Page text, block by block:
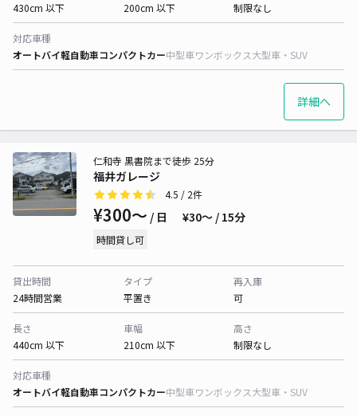
430cm 以下
200cm 以下
制限なし
対応車種
オートバイ軽自動車コンパクトカー中型車ワンボックス大型車・SUV
詳細へ
福井ガレージ
仁和寺 黒書院まで徒歩 25分
4.5 / 2件
¥300〜 / 日 ¥30〜 / 15分
時間貸し可
貸出時間
24時間営業
タイプ
平置き
再入庫
可
長さ
440cm 以下
車幅
210cm 以下
高さ
制限なし
対応車種
オートバイ軽自動車コンパクトカー中型車ワンボックス大型車・SUV